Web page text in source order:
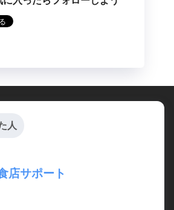
人
店サポート